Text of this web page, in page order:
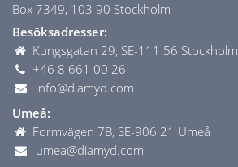
Box 7349, 103 90 Stockholm
Besöksadresser:
Kungsgatan 29, SE-111 56 Stockholm
+46 8 661 00 26
info@diamyd.com
Umeå:
Formvägen 7B, SE-906 21 Umeå
umea@diamyd.com